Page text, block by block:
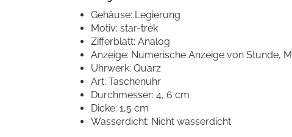
Gehäuse: Legierung
Motiv: star-trek
Zifferblatt: Analog
Anzeige: Numerische Anzeige von Stunde,
Uhrwerk: Quarz
Art: Taschenuhr
Durchmesser: 4, 6 cm
Dicke: 1,5 cm
Wasserdicht: Nicht wasserdicht